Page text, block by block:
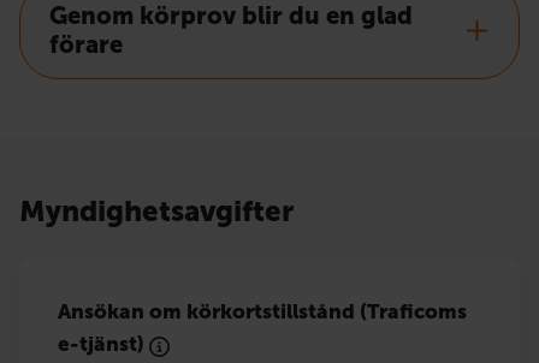
Genom körprov blir du en glad
förare
Myndighetsavgifter
Ansökan om körkortstillstånd (Traficoms
e-tjänst)